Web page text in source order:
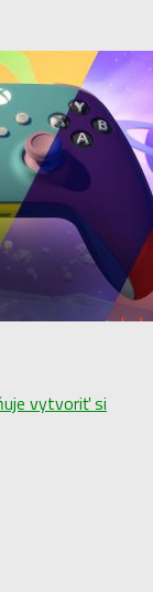
vytvoriť si